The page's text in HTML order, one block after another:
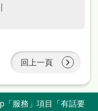
回上一頁
「服務」項目「有話要